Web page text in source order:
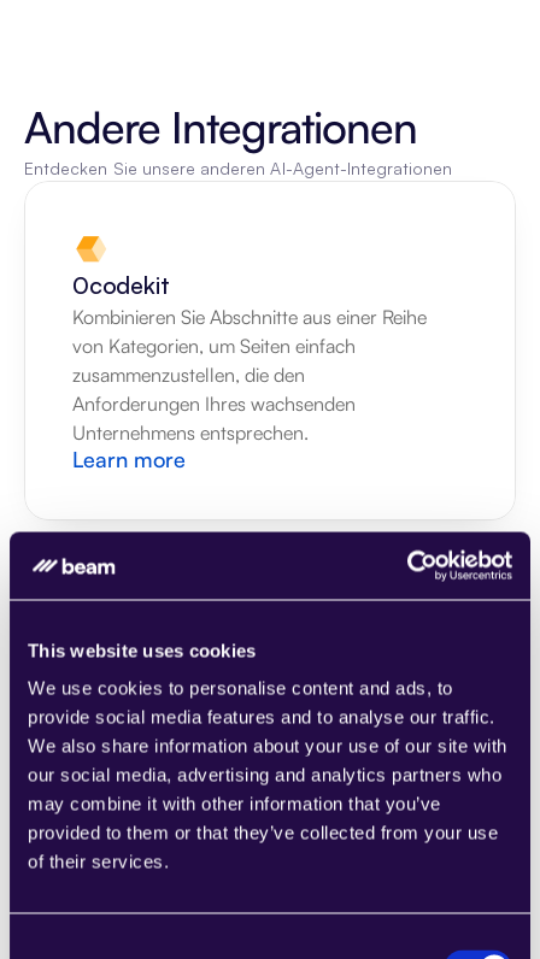
This website uses cookies
We use cookies to personalise content and ads, to
provide social media features and to analyse our traffic.
We also share information about your use of our site with
our social media, advertising and analytics partners who
may combine it with other information that you’ve
provided to them or that they’ve collected from your use
of their services.
Andere Integrationen
Entdecken Sie unsere anderen AI-Agent-Integrationen
0codekit
Kombinieren Sie Abschnitte aus einer Reihe
von Kategorien, um Seiten einfach
zusammenzustellen, die den
Anforderungen Ihres wachsenden
Unternehmens entsprechen.
Learn more
1CRM
Kombinieren Sie Abschnitte aus einer Reihe
von Kategorien, um Seiten einfach
zusammenzustellen, die den
Anforderungen Ihres wachsenden
Unternehmens entsprechen.
Learn more